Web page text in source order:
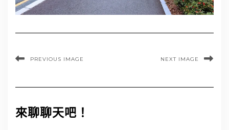
PREVIOUS IMAGE NEXT IMAGE
來聊聊天吧！